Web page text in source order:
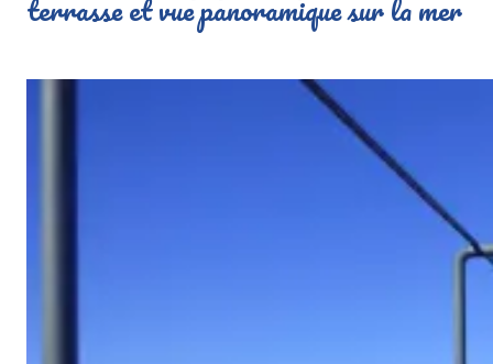
terrasse et vue panoramique sur la mer